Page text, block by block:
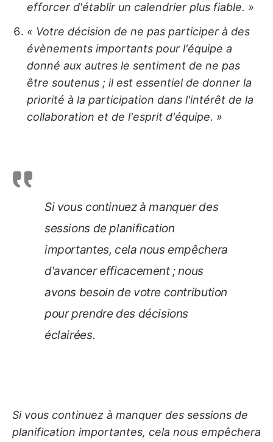
efforcer d'établir un calendrier plus fiable. »
« Votre décision de ne pas participer à des
évènements importants pour l'équipe a
donné aux autres le sentiment de ne pas
être soutenus ; il est essentiel de donner la
priorité à la participation dans l'intérêt de la
collaboration et de l'esprit d'équipe. »
Si vous continuez à manquer des
sessions de planification
importantes, cela nous empêchera
d'avancer efficacement ; nous
avons besoin de votre contribution
pour prendre des décisions
éclairées.
Si vous continuez à manquer des sessions de
planification importantes, cela nous empêchera